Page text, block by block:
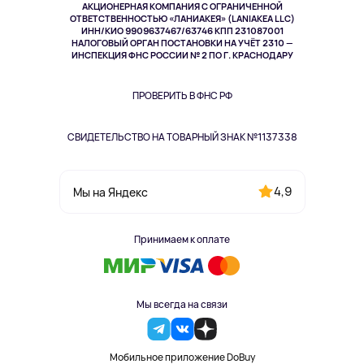
АКЦИОНЕРНАЯ КОМПАНИЯ С ОГРАНИЧЕННОЙ
ОТВЕТСТВЕННОСТЬЮ «ЛАНИАКЕЯ» (LANIAKEA LLC)
ИНН/КИО 9909637467/63746 КПП 231087001
НАЛОГОВЫЙ ОРГАН ПОСТАНОВКИ НА УЧЁТ 2310 —
ИНСПЕКЦИЯ ФНС РОССИИ № 2 ПО Г. КРАСНОДАРУ
ПРОВЕРИТЬ В ФНС РФ
СВИДЕТЕЛЬСТВО НА ТОВАРНЫЙ ЗНАК №1137338
Мы на Яндекс 4,9
Принимаем к оплате
Мы всегда на связи
Мобильное приложение DoBuy
Здоровье питомцев
Одежда и аксессуары